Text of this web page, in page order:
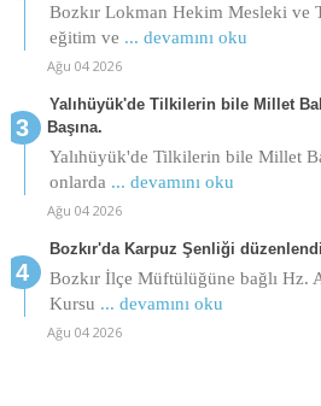
Bozkır Lokman Hekim Mesleki ve
eğitim ve ... devamını oku
Ağu 04 2026
Yalıhüyük'de Tilkilerin bile Millet
Başına.
Yalıhüyük'de Tilkilerin bile Millet
onlarda ... devamını oku
Ağu 04 2026
Bozkır'da Karpuz Şenliği
Bozkır İlçe Müftülüğüne bağlı Hz.
Kursu ... devamını oku
Ağu 04 2026